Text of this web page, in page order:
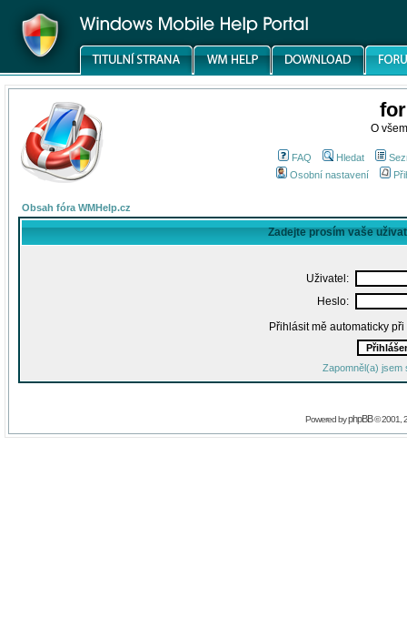
O
FAQ Hledat
Osobní nastavení
Obsah fóra WMHelp.cz
Zadejte prosím vaše
Uživatel:
Heslo:
Přihlásit mě automaticky
Zapomněl(a) jsem
Powered byphpBB© 2001,